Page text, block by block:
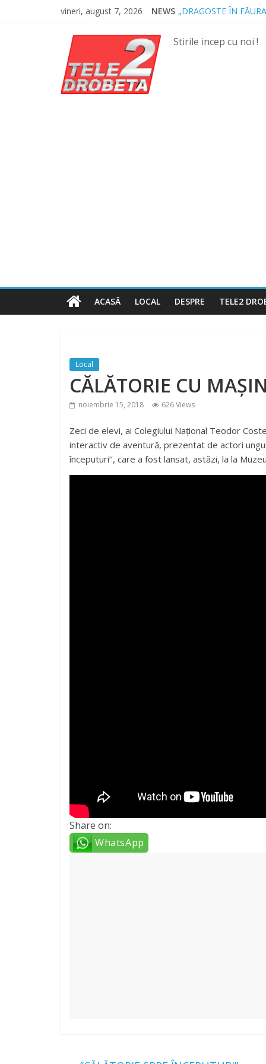
vineri, august 7, 2026 NEWS „DRAGOSTE ÎN
MII DE ȚIGARETE DE
BĂUT, DROGAT ȘI
Stirile incep cu noi !
ACASĂ LOCAL DESPRE TELE2
Local
CĂLĂTORIE CU
noiembrie 15, 2018 626 Views
Zeci de elevi, ai Colegiului Național Teodor
interactiv de aventură, prezentat de actori
începuturi’’, care a fost lansat, astăzi, la la
Share on:
WhatsApp